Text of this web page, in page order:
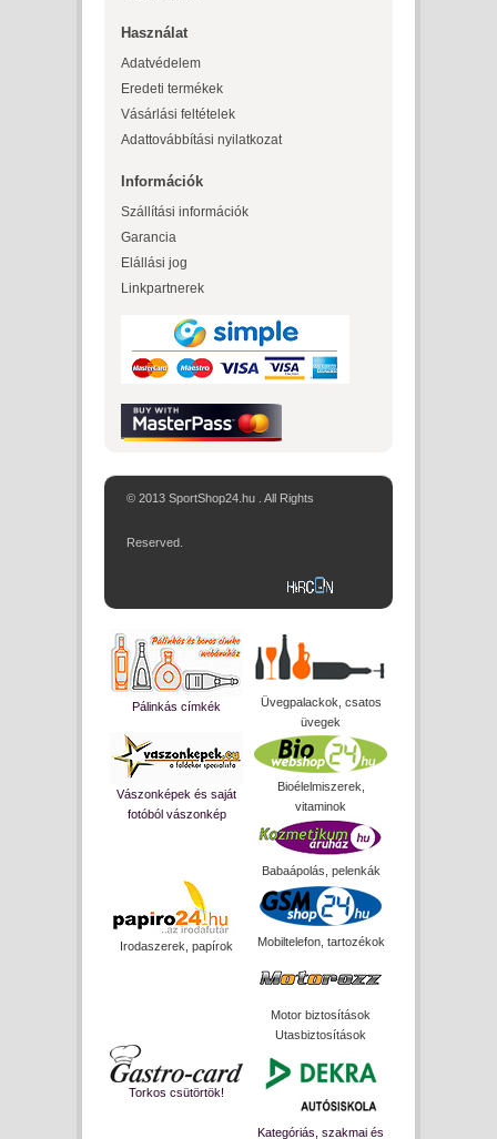
Használat
Adatvédelem
Eredeti termékek
Vásárlási feltételek
Adattovábbítási nyilatkozat
Információk
Szállítási információk
Garancia
Elállási jog
Linkpartnerek
© 2013 SportShop24.hu . All Rights
Reserved.
Pálinkás címkék
Üvegpalackok, csatos
üvegek
Vászonképek és saját
fotóból vászonkép
Bioélelmiszerek,
vitaminok
Babaápolás, pelenkák
Irodaszerek, papírok Mobiltelefon, tartozékok
Motor biztosítások
Utasbiztosítások
Torkos csütörtök!
Kategóriás, szakmai és